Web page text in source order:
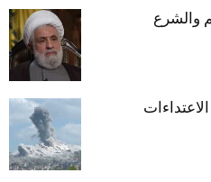
والشرع